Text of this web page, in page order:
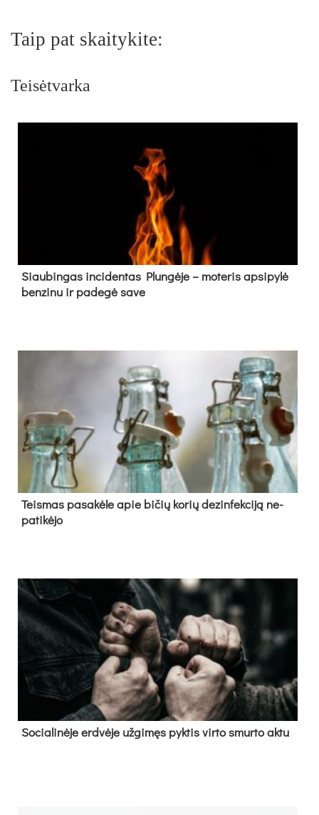
Taip pat skaitykite:
Teisėtvarka
Siau­bin­gas in­ci­den­tas Plun­gė­je – mo­te­ris ap­si­py­lė
ben­zi­nu ir pa­de­gė sa­ve
Teis­mas pa­sa­kė­le apie bi­čių ko­rių de­zin­fek­ci­ją ne­
pa­ti­kė­jo
So­cia­li­nė­je erd­vė­je už­gi­męs pyk­tis vir­to smur­to ak­tu